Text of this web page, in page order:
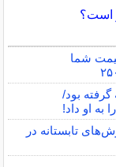
است؟
شما
بود/
به او داد!
موج بارش‌های تابستانه در